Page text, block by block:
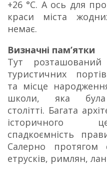
+26 °C. А ось для
краси міста
немає.
Визначні пам’ятки
Тут
туристичних
та місце
школи, яка
столітті. Багата
історичного
спадкоємність
Салерно протягом
етрусків, римлян,